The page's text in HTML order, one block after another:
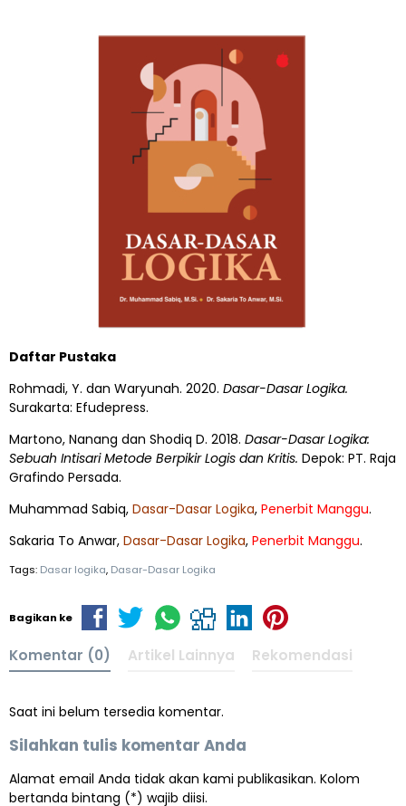
Daftar Pustaka
Rohmadi, Y. dan Waryunah. 2020. Dasar-Dasar Logika.
Surakarta: Efudepress.
Martono, Nanang dan Shodiq D. 2018. Dasar-Dasar Logika:
Sebuah Intisari Metode Berpikir Logis dan Kritis. Depok: PT. Raja
Grafindo Persada.
Muhammad Sabiq, Dasar-Dasar Logika, Penerbit Manggu.
Sakaria To Anwar, Dasar-Dasar Logika, Penerbit Manggu.
Tags: Dasar logika, Dasar-Dasar Logika
Bagikan ke
Komentar (0) Artikel Lainnya Rekomendasi
Saat ini belum tersedia komentar.
Silahkan tulis komentar Anda
Alamat email Anda tidak akan kami publikasikan. Kolom
bertanda bintang (*) wajib diisi.